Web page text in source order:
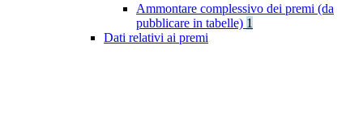
Ammontare complessivo dei premi (da
pubblicare in tabelle) 1
Dati relativi ai premi